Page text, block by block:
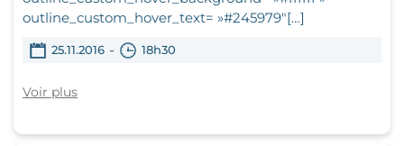
outline_custom_hover_text= »#245979″[…]
25.11.2016 - 18h30
Voir plus